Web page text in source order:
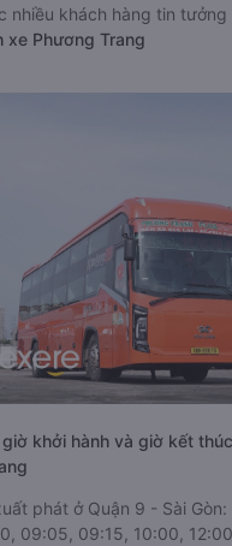
nhiều khách hàng tin tưởng
xe Phương Trang
khởi hành và giờ kết
phát ở Quận 9 - Sài
09:05, 09:15, 10:00,